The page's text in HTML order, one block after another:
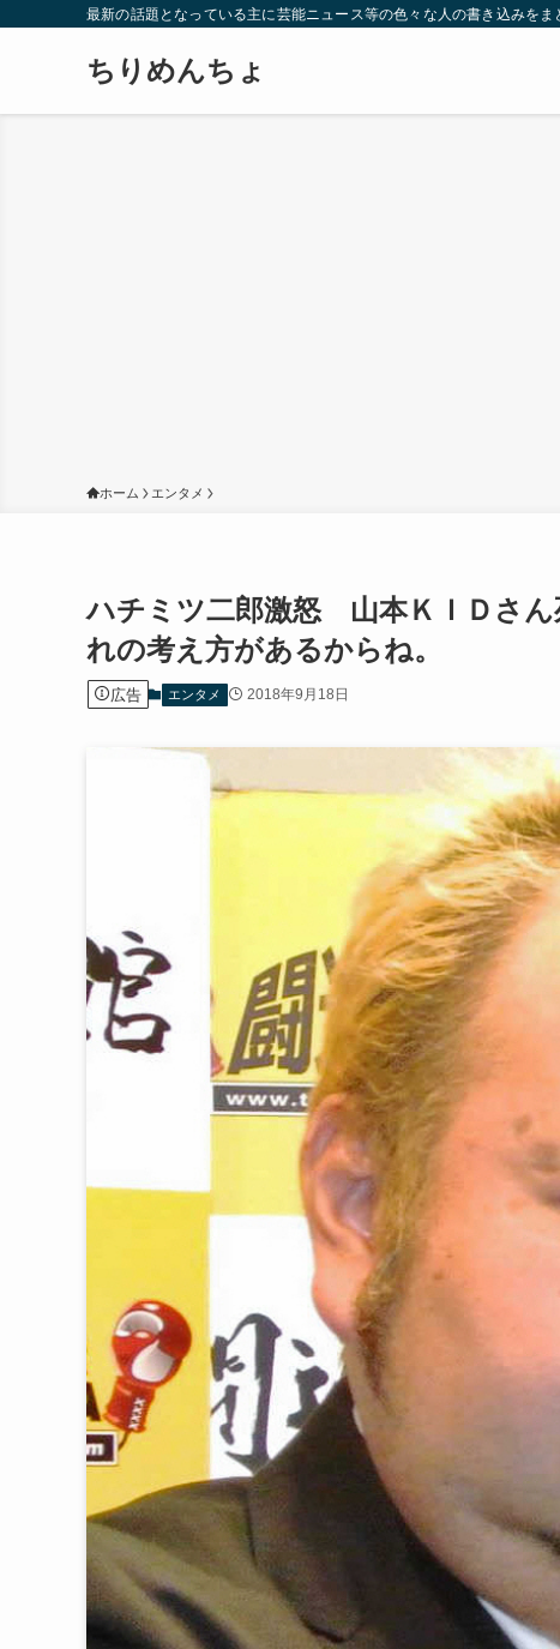
最新の話題となっている主に芸能ニュース等の色々な人の書き込みを
ちりめんちょ
ホーム エンタメ
ハチミツ二郎激怒 山本ＫＩＤさ
れの考え方があるからね。
広告 エンタメ 2018年9月18日